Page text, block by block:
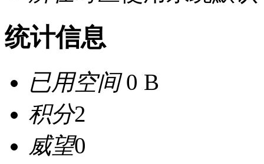
统计信息
已用空间0 B
积分2
威望0